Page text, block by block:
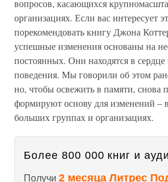
вопросов, касающихся
организациях. Если вас интересует
порекомендовать книгу Джона
успешные изменения основаны на
постоянных. Они находятся в
поведения. Мы говорили об этом
но, чтобы освежить в памяти,
формируют основу для изменений –
больших группах и организациях.
Более 800 000 книг и
Получи 2 месяца Литрес